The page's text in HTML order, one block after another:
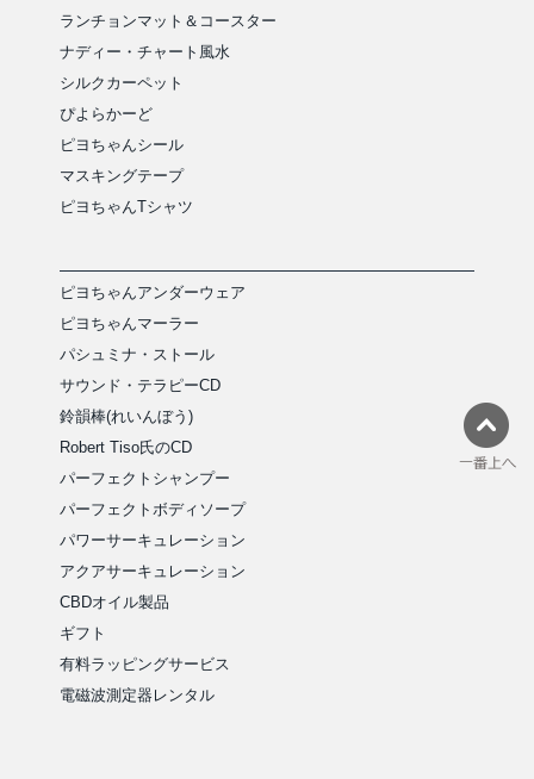
ランチョンマット＆コースター
ナディー・チャート風水
シルクカーペット
ぴよらかーど
ピヨちゃんシール
マスキングテープ
ピヨちゃんTシャツ
ピヨちゃんアンダーウェア
ピヨちゃんマーラー
パシュミナ・ストール
サウンド・テラピーCD
鈴韻棒(れいんぼう)
Robert Tiso氏のCD
パーフェクトシャンプー
パーフェクトボディソープ
パワーサーキュレーション
アクアサーキュレーション
CBDオイル製品
ギフト
有料ラッピングサービス
電磁波測定器レンタル